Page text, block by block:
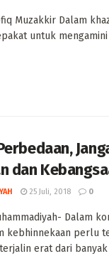
Muzakkir Dalam
untuk mengamini
dan
25 Juli, 2018 0
Dalam
kebhinnekaan perlu
erat dari banyak